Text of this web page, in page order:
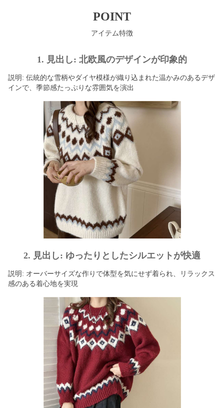
POINT
アイテム特徴
1. 見出し: 北欧風のデザインが印象的
説明: 伝統的な雪柄やダイヤ模様が織り込まれた温かみのあるデザ
インで、季節感たっぷりな雰囲気を演出
2. 見出し: ゆったりとしたシルエットが快適
説明: オーバーサイズな作りで体型を気にせず着られ、リラックス
感のある着心地を実現